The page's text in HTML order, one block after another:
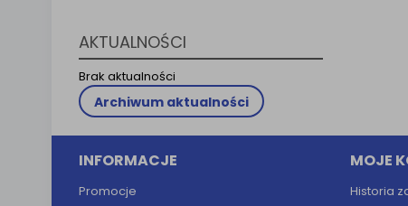
AKTUALNOŚCI
Brak aktualności
Archiwum aktualności
INFORMACJE
Promocje
MOJE
Historia